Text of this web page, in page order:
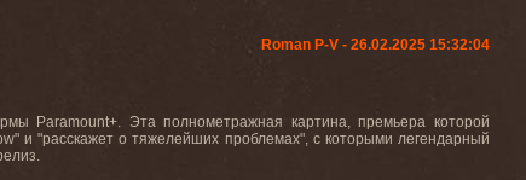
Roman P-V - 26.02.2025 15:32:04
Paramount+. Эта полнометражная картина,премьера которой
и "расскажет о тяжелейших проблемах", с которыми легендарный
.